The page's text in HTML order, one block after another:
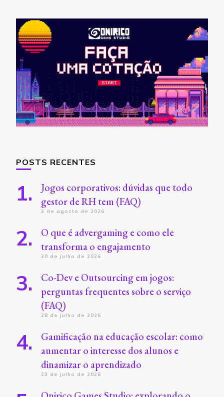
POSTS RECENTES
Jogos corporativos: dúvidas que todo
gestor de RH tem (FAQ)
3 de agosto de 2026
O que é advergaming e como ele
transforma o engajamento
30 de julho de 2026
Co-Dev e Outsourcing em jogos:
perguntas frequentes sobre o serviço
(FAQ)
28 de julho de 2026
Gamificação na educação escolar: como
aumentar o interesse dos alunos e
dinamizar o aprendizado
23 de julho de 2026